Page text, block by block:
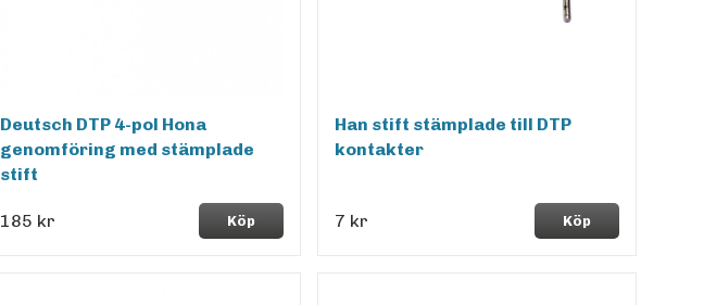
Deutsch DTP 4-pol Hona
genomföring med stämplade
stift
185 kr Köp
Han stift stämplade till DTP
kontakter
7 kr Köp